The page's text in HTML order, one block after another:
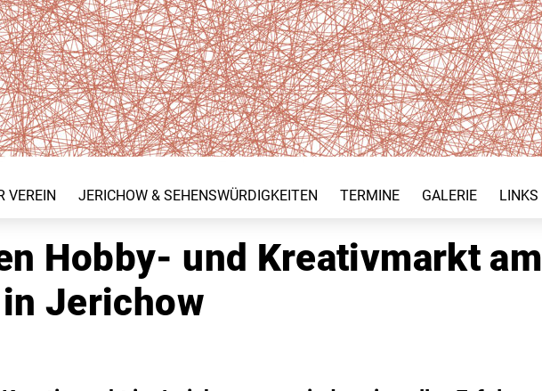
VEREIN JERICHOW & SEHENSWÜRDIGKEITEN TERMINE GALERIE LINKS
Hobby- und Kreativmarkt am
Jerichow